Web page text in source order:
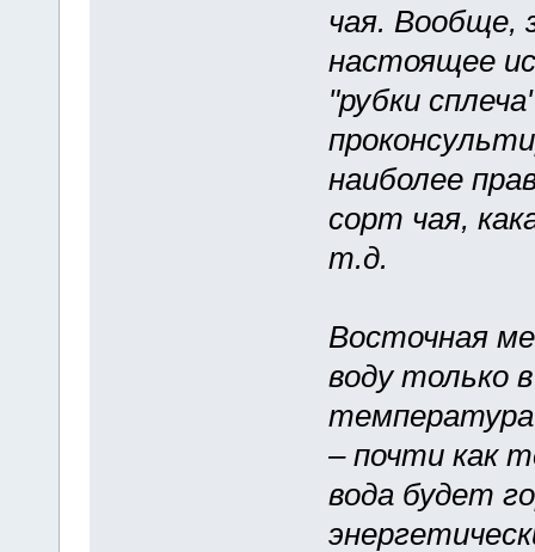
чая. Вообще,
настоящее
"рубки
наиболее
сорт чая,
т.д.
Восточная
воду только
– почти как
вода будет